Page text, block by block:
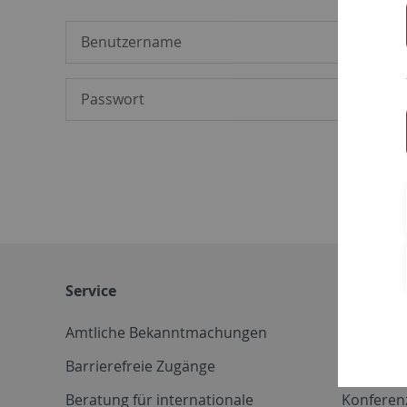
Service
Amtliche Bekanntmachungen
Barrierefreie Zugänge
Beratung für internationale